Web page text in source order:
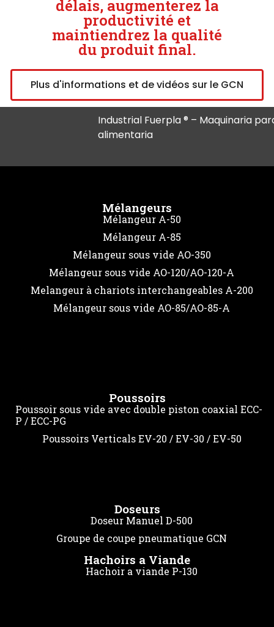
délais, augmenterez la
productivité et
maintiendrez la qualité
du produit final.
Plus d'informations et de vidéos sur le GCN
Industrial Fuerpla ® – Maquinaria
alimentaria
Mélangeurs
Mélangeur A-50
Mélangeur A-85
Mélangeur sous vide AO-350
Mélangeur sous vide AO-120/AO-120-A
Melangeur à chariots interchangeables A-200
Mélangeur sous vide AO-85/AO-85-A
Poussoirs
Poussoir sous vide avec double piston coaxial ECC-
P / ECC-PG
Poussoirs Verticals EV-20 / EV-30 / EV-50
Doseurs
Doseur Manuel D-500
Groupe de coupe pneumatique GCN
Hachoirs a Viande
Hachoir a viande P-130